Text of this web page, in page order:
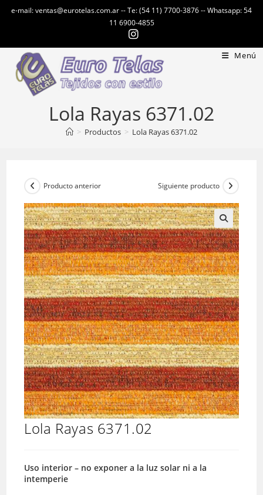
e-mail: ventas@eurotelas.com.ar -- Te: (54 11) 7700-3876 -- Whatsapp: 54
11 6900-4855
Menú
Lola Rayas 6371.02
> Productos > Lola Rayas 6371.02
Producto anterior Siguiente producto
Lola Rayas 6371.02
Uso interior – no exponer a la luz solar ni a la
intemperie